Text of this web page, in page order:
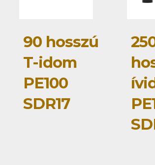
90 hosszú
T-idom
PE100
SDR17